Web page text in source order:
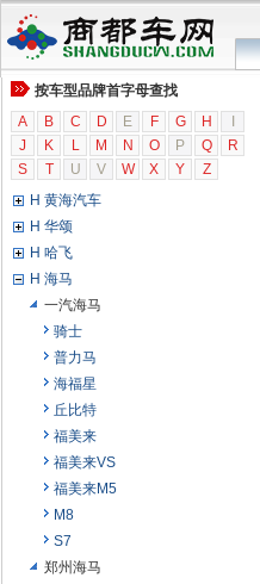
按车型品牌首字母查找
A
B C D E F G H
J
K L M N O P Q
R
S
T U V W X Y Z
G 广汽传祺
G GMC
G 广汽吉奥
G 观致
H 海格
H 哈弗
H 恒天汽车
H 黄海汽车
H 华颂
H 哈飞
H 海马
一汽海马
骑士
普力马
海福星
丘比特
福美来
福美来VS
福美来M5
M8
S7
郑州海马